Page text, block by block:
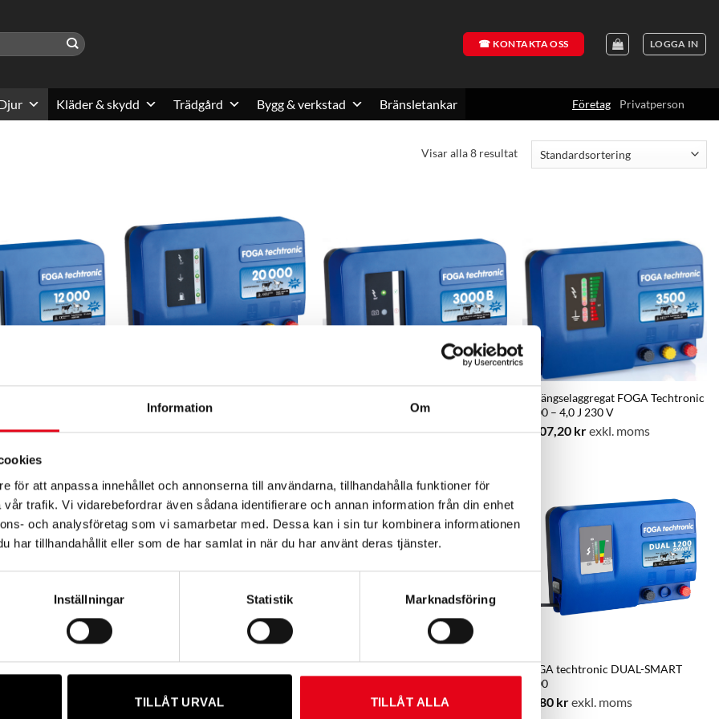
Information Om
för att anpassa innehållet och annonserna till användarna, tillhandahålla funktioner för
trafik. Vi vidarebefordrar även sådana identifierare och annan information från din enhet
och analysföretag som vi samarbetar med. Dessa kan i sin tur kombinera informationen
har tillhandahållit eller som de har samlat in när du har använt deras tjänster.
Inställningar Statistik Marknadsföring
TILLÅT URVAL TILLÅT ALLA
☎ KONTAKTA OSS LOGGA IN
Kläder & skydd Trädgård Bygg & verkstad Bränsletankar Företag Privatperson
Visar alla 8 resultat
V
moms
20000 – 20,0 J 230 V
4 719,20krexkl. moms
3000B – 3,5 J 12 V
1 959,20krexkl. moms
Elstängselaggregat FOGA Techtronic
3500 – 4,0 J 230 V
1 807,20 krexkl. moms
4 479,20krexkl. moms 1 423,20krexkl. moms
FOGA techtronic DUAL-SMART
1200
5 280 krexkl. moms